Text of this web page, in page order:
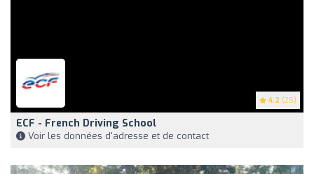
4.2 (25)
ECF - French Driving School
Voir les données d'adresse et de contact